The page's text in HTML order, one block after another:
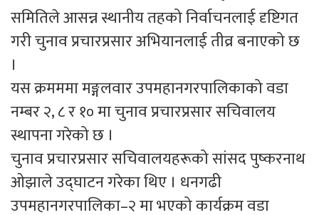
समितिले आसन्न स्थानीय तहको निर्वाचनलाई दृष्टिगत
गरी चुनाव प्रचारप्रसार अभियानलाई तीव्र बनाएको छ
।
यस क्रमममा मङ्गलवार उपमहानगरपालिकाको वडा
नम्बर २, ८ र १० मा चुनाव प्रचारप्रसार सचिवालय
स्थापना गरेको छ ।
चुनाव प्रचारप्रसार सचिवालयहरूको सांसद पुष्करनाथ
ओझाले उद्घाटन गरेका थिए । धनगढी
उपमहानगरपालिका–२ मा भएको कार्यक्रम वडा